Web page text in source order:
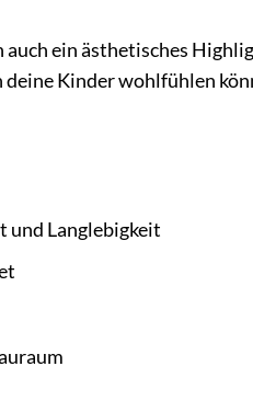
ein ästhetisches
Kinder wohlfühlen
und Langlebigkeit